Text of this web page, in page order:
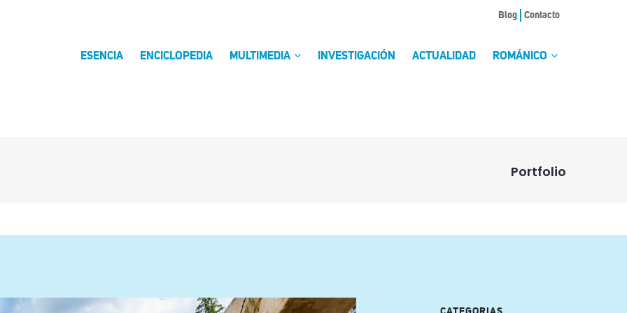
Blog Contacto
ESENCIA ENCICLOPEDIA MULTIMEDIA INVESTIGACIÓN ACTUALIDAD ROMÁNICO
Portfolio